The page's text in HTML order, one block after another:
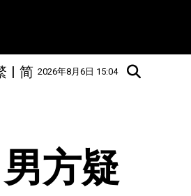
2026年8月6日 15:04
简
|
方疑